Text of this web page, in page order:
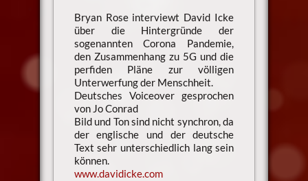
Bryan Rose interviewt David Icke
über die Hintergründe der
sogenannten Corona Pandemie,
den Zusammenhang zu 5G und die
perfiden Pläne zur völligen
Unterwerfung der Menschheit.
Deutsches Voiceover gesprochen
von Jo Conrad
Bild und Ton sind nicht synchron, da
der englische und der deutsche
Text sehr unterschiedlich lang sein
können.
www.davidicke.com